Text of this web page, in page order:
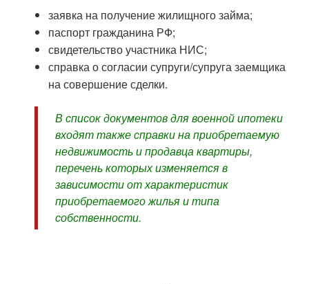
заявка на получение жилищного займа;
паспорт гражданина РФ;
свидетельство участника НИС;
справка о согласии супруги/супруга заемщика
на совершение сделки.
В список документов для военной ипотеки
входят также справки на приобретаемую
недвижимость и продавца квартиры,
перечень которых изменяется в
зависимости от характеристик
приобретаемого жилья и типа
собственности.